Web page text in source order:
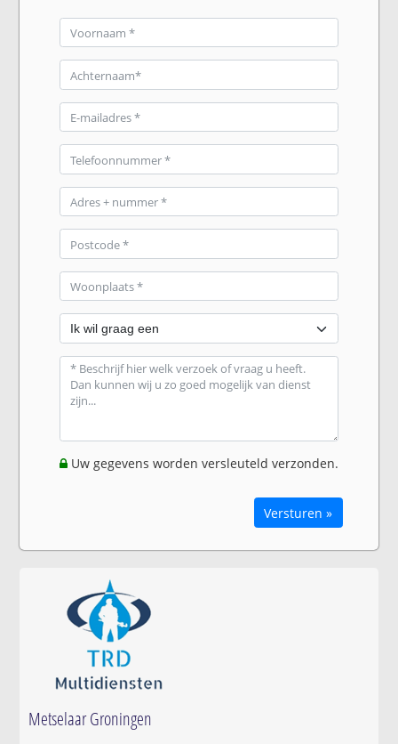
Uw gegevens worden versleuteld verzonden.
Versturen »
Metselaar Groningen